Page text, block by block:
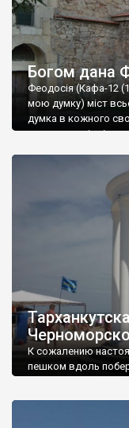
Богом дана
Феодосія (Кафа-12
мою думку) міст
думка в кожного
запрошую
К сожалению
пешком вдоль